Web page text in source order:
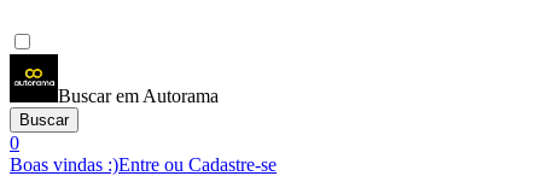
Buscar em Autorama
Buscar
0
Boas vindas :)Entre ou Cadastre-se